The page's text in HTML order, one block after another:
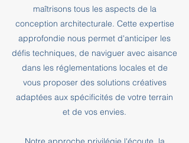
maîtrisons tous les aspects de la
conception architecturale. Cette expertise
approfondie nous permet d'anticiper les
défis techniques, de naviguer avec aisance
dans les réglementations locales et de
vous proposer des solutions créatives
adaptées aux spécificités de votre terrain
et de vos envies.